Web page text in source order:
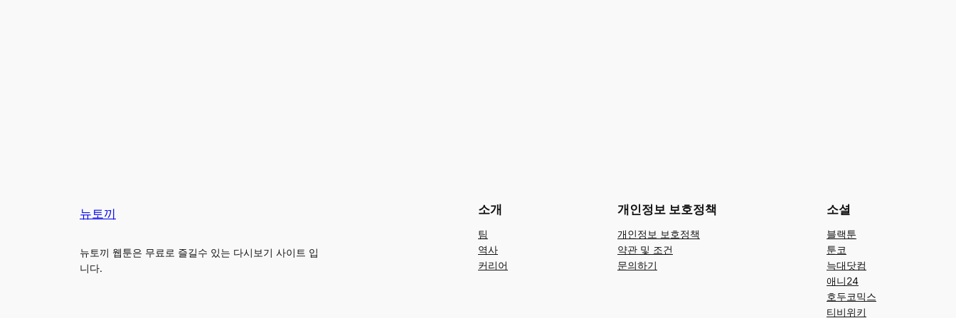
뉴토끼
뉴토끼 웹툰은 무료로 즐길수 있는 다시보기 사이트 입
니다.
소개
팀
역사
커리어
개인정보 보호정책
개인정보 보호정책
약관 및 조건
문의하기
소셜
블랙툰
툰코
늑대닷컴
애니24
호두코믹스
티비위키